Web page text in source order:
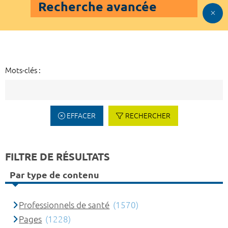
Recherche avancée
Mots-clés :
EFFACER RECHERCHER
FILTRE DE RÉSULTATS
Par type de contenu
Professionnels de santé (1570)
Pages (1228)